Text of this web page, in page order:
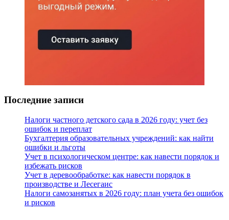
Последние записи
Налоги частного детского сада в 2026 году: учет без
ошибок и переплат
Бухгалтерия образовательных учреждений: как найти
ошибки и льготы
Учет в психологическом центре: как навести порядок и
избежать рисков
Учет в деревообработке: как навести порядок в
производстве и Лесегаис
Налоги самозанятых в 2026 году: план учета без ошибок
и рисков